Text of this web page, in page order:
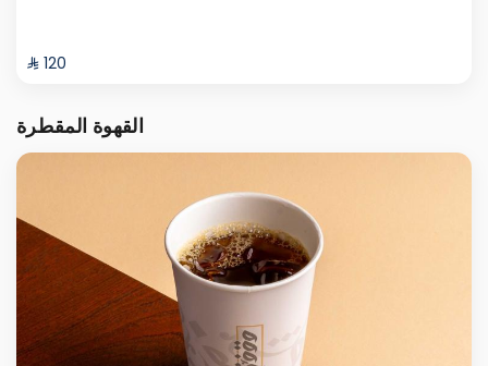
⁨⁦‪‬ 120⁩
القهوة المقطرة